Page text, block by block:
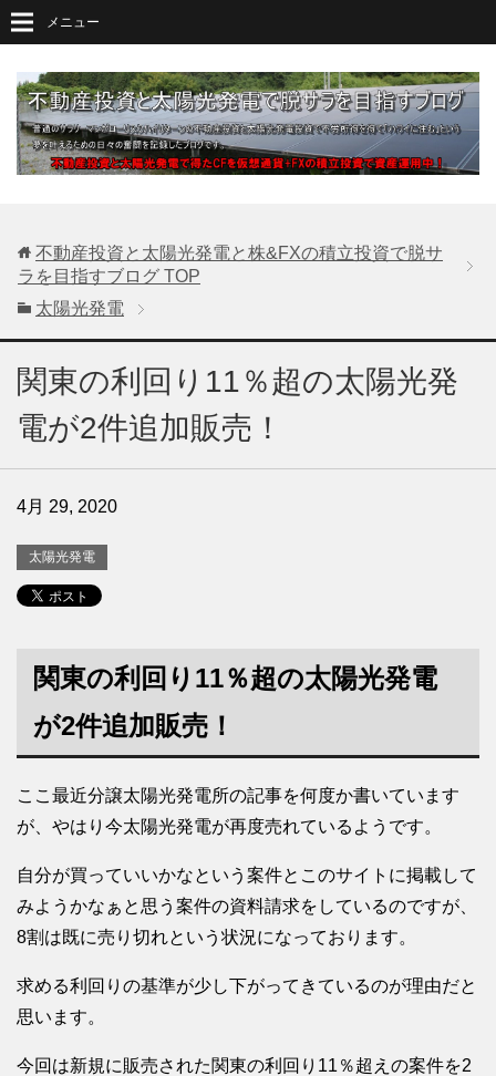
メニュー
不動産投資と太陽光発電と株&FXの積立投資で脱サ
ラを目指すブログ TOP
太陽光発電
関東の利回り11％超の太陽光発
電が2件追加販売！
4月 29, 2020
太陽光発電
関東の利回り11％超の太陽光発電
が2件追加販売！
ここ最近分譲太陽光発電所の記事を何度か書いています
が、やはり今太陽光発電が再度売れているようです。
自分が買っていいかなという案件とこのサイトに掲載して
みようかなぁと思う案件の資料請求をしているのですが、
8割は既に売り切れという状況になっております。
求める利回りの基準が少し下がってきているのが理由だと
思います。
今回は新規に販売された関東の利回り11％超えの案件を2